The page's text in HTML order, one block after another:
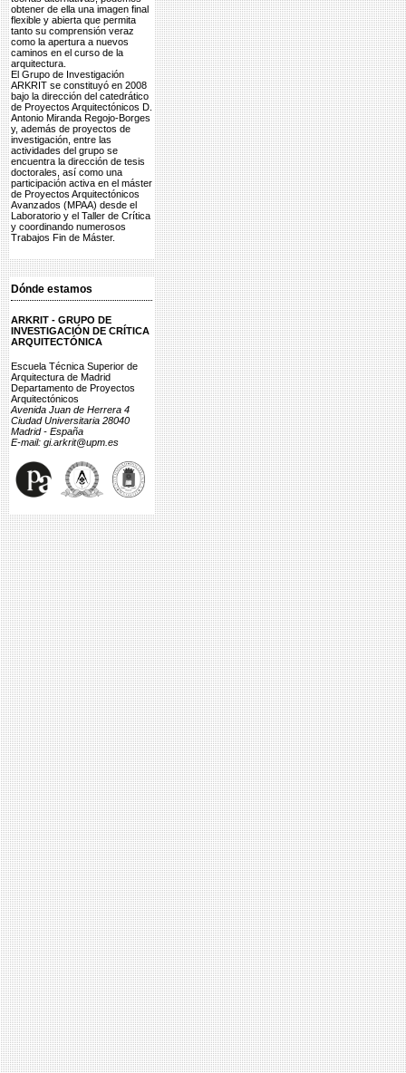
obtener de ella una imagen final
flexible y abierta que permita
tanto su comprensión veraz
como la apertura a nuevos
caminos en el curso de la
arquitectura.
El Grupo de Investigación
ARKRIT se constituyó en 2008
bajo la dirección del catedrático
de Proyectos Arquitectónicos D.
Antonio Miranda Regojo-Borges
y, además de proyectos de
investigación, entre las
actividades del grupo se
encuentra la dirección de tesis
doctorales, así como una
participación activa en el máster
de Proyectos Arquitectónicos
Avanzados (MPAA) desde el
Laboratorio y el Taller de Crítica
y coordinando numerosos
Trabajos Fin de Máster.
Dónde estamos
ARKRIT - GRUPO DE
INVESTIGACIÓN DE CRÍTICA
ARQUITECTÓNICA
Escuela Técnica Superior de
Arquitectura de Madrid
Departamento de Proyectos
Arquitectónicos
Avenida Juan de Herrera 4
Ciudad Universitaria 28040
Madrid - España
E-mail: gi.arkrit@upm.es